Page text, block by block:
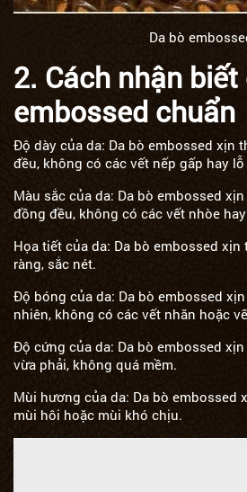
Da bò
2. Cách nhận biết
embossed chuẩn
Độ dày của da: Da bò embossed xịn
đều, không có các vết nếp gấp hay
Màu sắc của da: Da bò embossed
đồng đều, không có các vết nhòe
Họa tiết của da: Da bò embossed
ràng, sắc nét.
Độ bóng của da: Da bò embossed
nhiên, không có các vết nhăn hoặc
Độ cứng của da: Da bò embossed
vừa phải, không quá mềm.
Mùi hương của da: Da bò embossed
mùi hôi hoặc mùi khó chịu.